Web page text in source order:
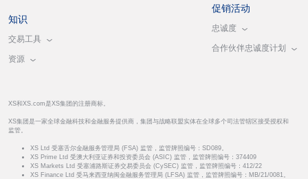
知识
交易工具
资源
促销活动
忠诚度
合作伙伴忠诚度计划
XS和XS.com是XS集团的注册商标。
XS集团是一家全球金融科技和金融服务提供商，集团与战略联盟实体在全球多个司法管辖区接受授权和
监管。
XS Ltd 受塞舌尔金融服务管理局 (FSA) 监管，监管牌照编号：SD089。
XS Prime Ltd 受澳大利亚证券和投资委员会 (ASIC) 监管，监管牌照编号：374409
XS Markets Ltd 受塞浦路斯证券交易委员会 (CySEC) 监管，监管牌照编号：412/22
XS Finance Ltd 受马来西亚纳闽金融服务管理局 (LFSA) 监管，监管牌照编号：MB/21/0081。